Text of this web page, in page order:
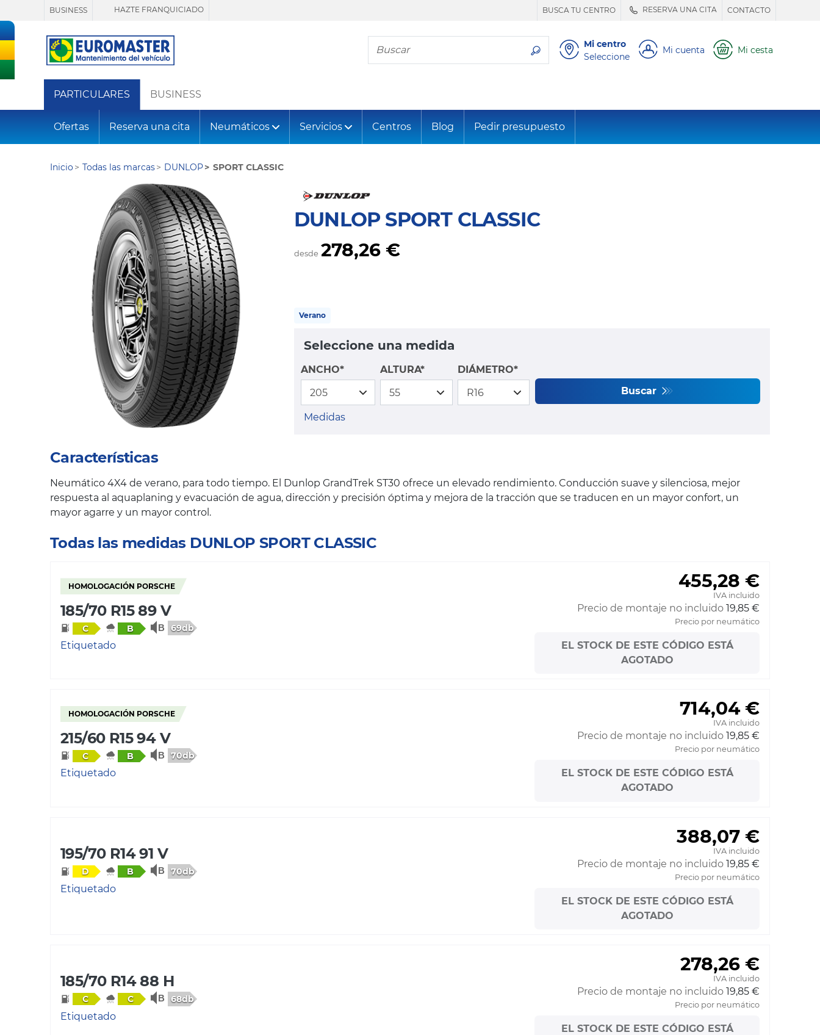
BUSINESS HAZTE FRANQUICIADO BUSCA TU CENTRO RESERVA UNA CITA CONTACTO
Busca tu neumático
Mi centro
Seleccione
Mi cuenta Mi cesta
PARTICULARES BUSINESS
Ofertas Reserva una cita Neumáticos Servicios Centros Blog Pedir presupuesto
Inicio Todas las marcas DUNLOP SPORT CLASSIC
DUNLOP SPORT CLASSIC
desde 278,26 €
Verano
Seleccione una medida
ANCHO* ALTURA*
DIÁMETRO*
Buscar
Medidas
Características
Neumático 4X4 de verano, para todo tiempo. El Dunlop GrandTrek ST30 ofrece un elevado rendimiento. Conducción suave y silenciosa, mejor
respuesta al aquaplaning y evacuación de agua, dirección y precisión óptima y mejora de la tracción que se traducen en un mayor confort, un
mayor agarre y un mayor control.
Todas las medidas DUNLOP SPORT CLASSIC
HOMOLOGACIÓN PORSCHE
185/70 R15 89 V
C B 69db
Etiquetado
455,28 €
IVA incluido
Precio de montaje no incluido 19,85 €
Precio por neumático
EL STOCK DE ESTE CÓDIGO ESTÁ
AGOTADO
HOMOLOGACIÓN PORSCHE
215/60 R15 94 V
C B 70db
Etiquetado
714,04 €
IVA incluido
Precio de montaje no incluido 19,85 €
Precio por neumático
EL STOCK DE ESTE CÓDIGO ESTÁ
AGOTADO
195/70 R14 91 V
D B 70db
Etiquetado
388,07 €
IVA incluido
Precio de montaje no incluido 19,85 €
Precio por neumático
EL STOCK DE ESTE CÓDIGO ESTÁ
AGOTADO
185/70 R14 88 H
C C 68db
Etiquetado
278,26 €
IVA incluido
Precio de montaje no incluido 19,85 €
Precio por neumático
EL STOCK DE ESTE CÓDIGO ESTÁ